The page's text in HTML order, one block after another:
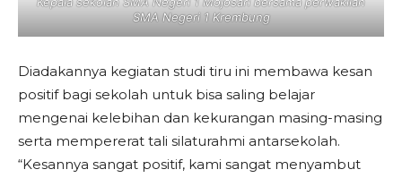
SMA Negeri 1 Krembung
Diadakannya kegiatan studi tiru ini membawa kesan
positif bagi sekolah untuk bisa saling belajar
mengenai kelebihan dan kekurangan masing-masing
serta mempererat tali silaturahmi antarsekolah.
“Kesannya sangat positif, kami sangat menyambut